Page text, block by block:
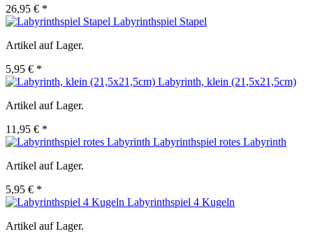
26,95 € *
Labyrinthspiel Stapel
Artikel auf Lager.
5,95 € *
Labyrinth, klein (21,5x21,5cm)
Artikel auf Lager.
11,95 € *
Labyrinthspiel rotes Labyrinth
Artikel auf Lager.
5,95 € *
Labyrinthspiel 4 Kugeln
Artikel auf Lager.